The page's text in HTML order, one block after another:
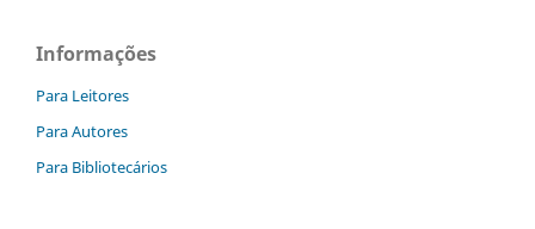
Informações
Para Leitores
Para Autores
Para Bibliotecários